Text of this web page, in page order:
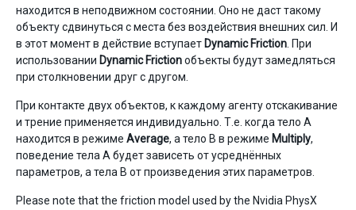
находится в неподвижном состоянии. Оно не даст такому
объекту сдвинуться с места без воздействия внешних сил. И
в этот момент в действие вступает Dynamic Friction . При
использовании Dynamic Frictionобъекты будут замедляться
при столкновении друг с другом.
При контакте двух объектов, к каждому агенту отскакивание
и трение применяется индивидуально. Т.е. когда тело А
находится в режиме Average, а тело B в режиме Multiply,
поведение тела А будет зависеть от усреднённых
параметров, а тела B от произведения этих параметров.
Please note that the friction model used by the Nvidia PhysX